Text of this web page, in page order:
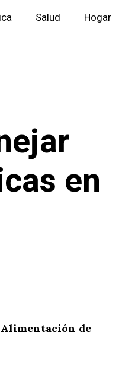
Salud Hogar
en
Alimentación de